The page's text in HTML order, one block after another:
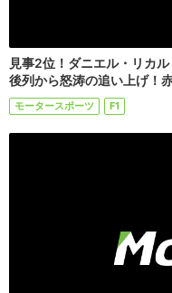
見事2位！ダニエル・リカ
後列から怒涛の追い上げ！
モータースポーツ F1